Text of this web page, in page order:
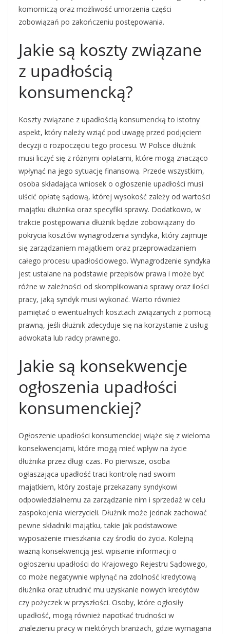
komorniczą oraz możliwość umorzenia części
zobowiązań po zakończeniu postępowania.
Jakie są koszty związane
z upadłością
konsumencką?
Koszty związane z upadłością konsumencką to istotny
aspekt, który należy wziąć pod uwagę przed podjęciem
decyzji o rozpoczęciu tego procesu. W Polsce dłużnik
musi liczyć się z różnymi opłatami, które mogą znacząco
wpłynąć na jego sytuację finansową. Przede wszystkim,
osoba składająca wniosek o ogłoszenie upadłości musi
uiścić opłatę sądową, której wysokość zależy od wartości
majątku dłużnika oraz specyfiki sprawy. Dodatkowo, w
trakcie postępowania dłużnik będzie zobowiązany do
pokrycia kosztów wynagrodzenia syndyka, który zajmuje
się zarządzaniem majątkiem oraz przeprowadzaniem
całego procesu upadłościowego. Wynagrodzenie syndyka
jest ustalane na podstawie przepisów prawa i może być
różne w zależności od skomplikowania sprawy oraz ilości
pracy, jaką syndyk musi wykonać. Warto również
pamiętać o ewentualnych kosztach związanych z pomocą
prawną, jeśli dłużnik zdecyduje się na korzystanie z usług
adwokata lub radcy prawnego.
Jakie są konsekwencje
ogłoszenia upadłości
konsumenckiej?
Ogłoszenie upadłości konsumenckiej wiąże się z wieloma
konsekwencjami, które mogą mieć wpływ na życie
dłużnika przez długi czas. Po pierwsze, osoba
ogłaszająca upadłość traci kontrolę nad swoim
majątkiem, który zostaje przekazany syndykowi
odpowiedzialnemu za zarządzanie nim i sprzedaż w celu
zaspokojenia wierzycieli. Dłużnik może jednak zachować
pewne składniki majątku, takie jak podstawowe
wyposażenie mieszkania czy środki do życia. Kolejną
ważną konsekwencją jest wpisanie informacji o
ogłoszeniu upadłości do Krajowego Rejestru Sądowego,
co może negatywnie wpłynąć na zdolność kredytową
dłużnika oraz utrudnić mu uzyskanie nowych kredytów
czy pożyczek w przyszłości. Osoby, które ogłosiły
upadłość, mogą również napotkać trudności w
znalezieniu pracy w niektórych branżach, gdzie wymagana